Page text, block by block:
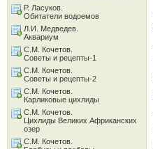
Р. Ласуков.
Обитатели водоемов
Л.И. Медведев.
Аквариум
С.М. Кочетов.
Советы и рецепты-1
С.М. Кочетов.
Советы и рецепты-2
С.М. Кочетов.
Карликовые цихлиды
С.М. Кочетов.
Цихлиды Великих Африканских
озер
С.М. Кочетов.